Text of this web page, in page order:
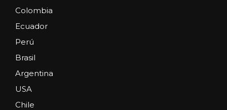
Colombia
Ecuador
Perú
Brasil
Argentina
USA
Chile